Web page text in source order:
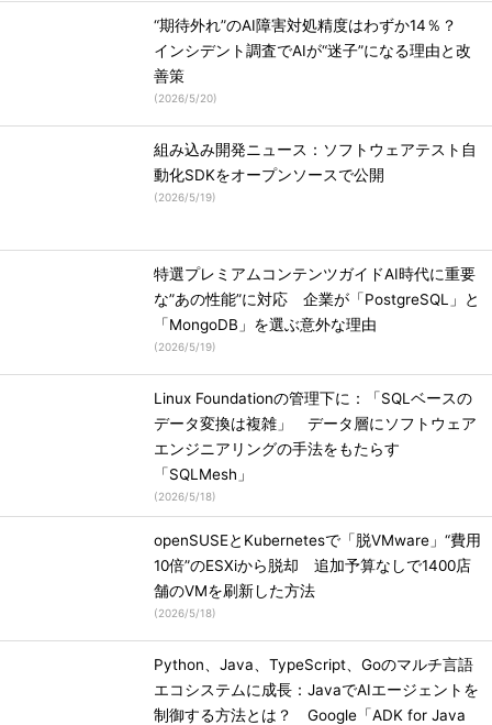
“期待外れ”のAI障害対処精度はわずか14％？
インシデント調査でAIが“迷子”になる理由と改
善策
(2026/5/20)
組み込み開発ニュース：ソフトウェアテスト自
動化SDKをオープンソースで公開
(2026/5/19)
特選プレミアムコンテンツガイドAI時代に重要
な”あの性能”に対応 企業が「PostgreSQL」と
「MongoDB」を選ぶ意外な理由
(2026/5/19)
Linux Foundationの管理下に：「SQLベースの
データ変換は複雑」 データ層にソフトウェア
エンジニアリングの手法をもたらす
「SQLMesh」
(2026/5/18)
openSUSEとKubernetesで「脱VMware」“費用
10倍”のESXiから脱却 追加予算なしで1400店
舗のVMを刷新した方法
(2026/5/18)
Python、Java、TypeScript、Goのマルチ言語
エコシステムに成長：JavaでAIエージェントを
制御する方法とは？ Google「ADK for Java